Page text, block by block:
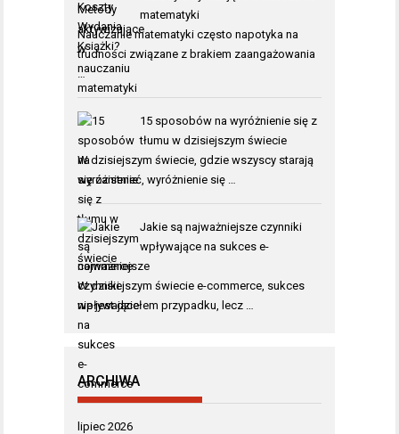
matematyki
Nauczanie matematyki często napotyka na
trudności związane z brakiem zaangażowania
…
15 sposobów na wyróżnienie się z
tłumu w dzisiejszym świecie
W dzisiejszym świecie, gdzie wszyscy starają
się zaistnieć, wyróżnienie się …
Jakie są najważniejsze czynniki
wpływające na sukces e-
commerce
W dzisiejszym świecie e-commerce, sukces
nie jest dziełem przypadku, lecz …
ARCHIWA
lipiec 2026